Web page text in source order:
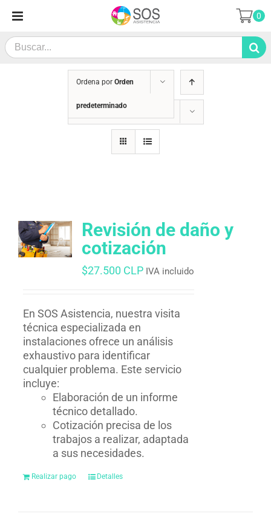
contenido
Search
for:
0
Ordena por Orden
predeterminado
Mostrar
Revisión de daño y
cotización
$27.500 CLP IVA incluido
En SOS Asistencia, nuestra visita
técnica especializada en
instalaciones ofrece un análisis
exhaustivo para identificar
cualquier problema. Este servicio
incluye:
Elaboración de un informe
técnico detallado.
Cotización precisa de los
trabajos a realizar, adaptada
a sus necesidades.
Realizar pago Detalles